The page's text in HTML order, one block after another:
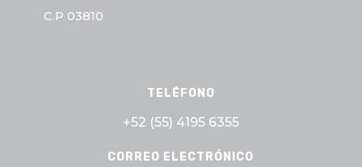
C.P 03810
TELÉFONO
+52 (55) 4195 6355
CORREO ELECTRÓNICO